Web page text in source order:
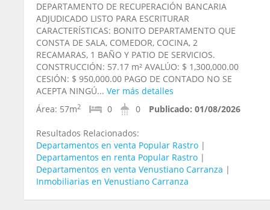
DEPARTAMENTO DE RECUPERACIÓN BANCARIA
ADJUDICADO LISTO PARA ESCRITURAR
CARACTERÍSTICAS: BONITO DEPARTAMENTO QUE
CONSTA DE SALA, COMEDOR, COCINA, 2
RECAMARAS, 1 BAÑO Y PATIO DE SERVICIOS.
CONSTRUCCIÓN: 57.17 m² AVALÚO: $ 1,300,000.00
CESIÓN: $ 950,000.00 PAGO DE CONTADO NO SE
ACEPTA NINGÚ... Ver más detalles
Área: 57m2 0 0 Publicado: 01/08/2026
Resultados Relacionados:
Departamentos en venta Popular Rastro |
Departamentos en renta Popular Rastro |
Departamentos en venta Venustiano Carranza |
Inmobiliarias en Venustiano Carranza